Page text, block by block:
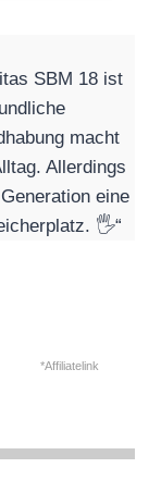
SBM 18 ist
macht
Allerdings
eine
🖐️“
*Affiliatelink